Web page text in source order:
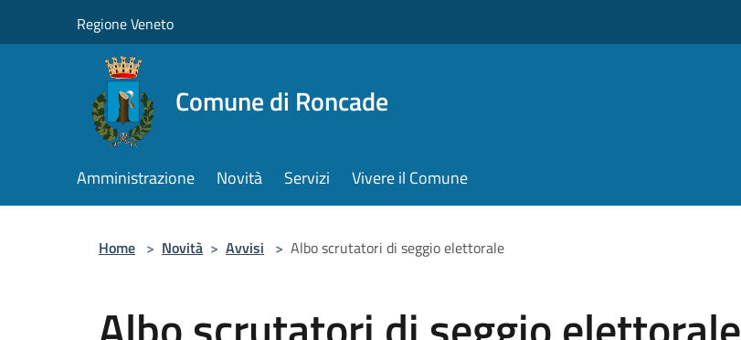
Regione Veneto
Comune di Roncade
Amministrazione Novità Servizi Vivere il Comune
Home > Novità > Avvisi > Albo scrutatori di seggio elettorale